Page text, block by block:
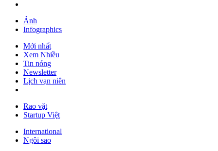
Ảnh
Infographics
Mới nhất
Xem Nhiều
Tin nóng
Newsletter
Lịch vạn niên
Rao vặt
Startup Việt
International
Ngôi sao